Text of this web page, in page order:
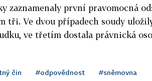
zaznamenaly první pravomocná
tři. Ve dvou případech soudy
ve třetím dostala právnická
čin #odpovědnost #sněmovna